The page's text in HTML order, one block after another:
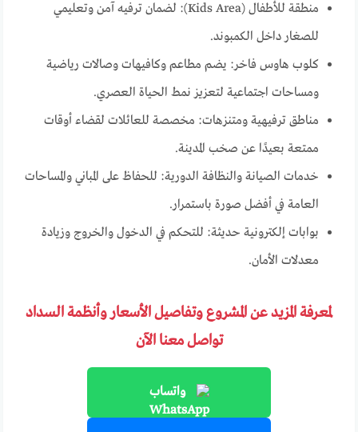
منطقة للأطفال (Kids Area): لضمان ترفيه آمن وتعليمي
للصغار داخل الكمبوند.
كلوب هاوس فاخر: يضم مطاعم وكافيهات وصالات رياضية
ومساحات اجتماعية لتعزيز نمط الحياة العصري.
مناطق ترفيهية ومتنزهات: مخصصة للعائلات لقضاء أوقات
ممتعة بعيدًا عن صخب المدينة.
خدمات الصيانة والنظافة الدورية: للحفاظ على المباني والمساحات
العامة في أفضل صورة باستمرار.
بوابات إلكترونية حديثة: للتحكم في الدخول والخروج وزيادة
معدلات الأمان.
لمعرفة المزيد عن المشروع وتفاصيل الأسعار وأنظمة السداد
تواصل معنا الآن
واتساب